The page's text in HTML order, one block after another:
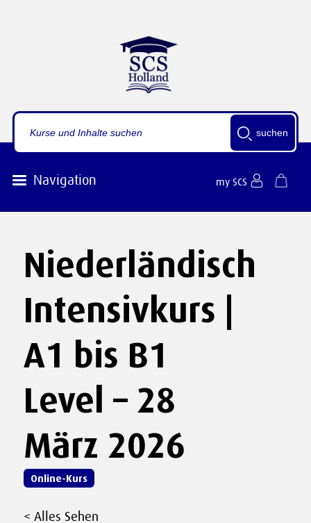
suchen
Navigation my SCS
Niederländisch
Intensivkurs |
A1 bis B1
Level – 28
März 2026
Online-Kurs
< Alles Sehen